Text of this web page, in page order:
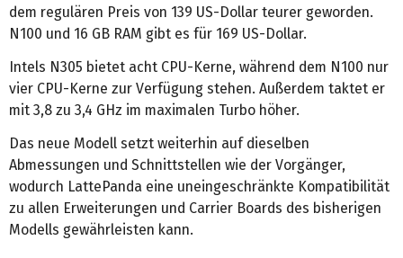
dem regulären Preis von 139 US-Dollar teurer geworden.
N100 und 16 GB RAM gibt es für 169 US-Dollar.
Intels N305 bietet acht CPU-Kerne, während dem N100 nur
vier CPU-Kerne zur Verfügung stehen. Außerdem taktet er
mit 3,8 zu 3,4 GHz im maximalen Turbo höher.
Das neue Modell setzt weiterhin auf dieselben
Abmessungen und Schnittstellen wie der Vorgänger,
wodurch LattePanda eine uneingeschränkte Kompatibilität
zu allen Erweiterungen und Carrier Boards des bisherigen
Modells gewährleisten kann.